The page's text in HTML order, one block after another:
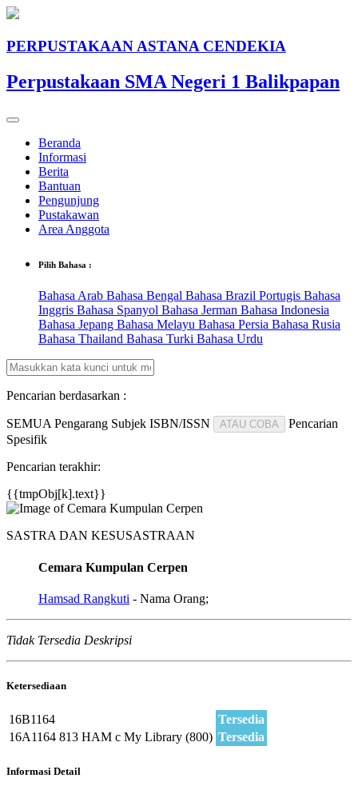
PERPUSTAKAAN ASTANA CENDEKIA
Perpustakaan SMA Negeri 1 Balikpapan
Beranda
Informasi
Berita
Bantuan
Pengunjung
Pustakawan
Area Anggota
Pilih Bahasa :
Bahasa Arab Bahasa Bengal Bahasa Brazil Portugis Bahasa
Inggris Bahasa Spanyol Bahasa Jerman Bahasa Indonesia
Bahasa Jepang Bahasa Melayu Bahasa Persia Bahasa Rusia
Bahasa Thailand Bahasa Turki Bahasa Urdu
Pencarian berdasarkan :
SEMUA Pengarang Subjek ISBN/ISSN ATAU COBA
Pencarian
Spesifik
Pencarian terakhir:
{{tmpObj[k].text}}
SASTRA DAN KESUSASTRAAN
Cemara Kumpulan Cerpen
Hamsad Rangkuti - Nama Orang;
Tidak Tersedia Deskripsi
Ketersediaan
16B1164
Tersedia
16A1164 813 HAM c My Library (800) Tersedia
Informasi Detail